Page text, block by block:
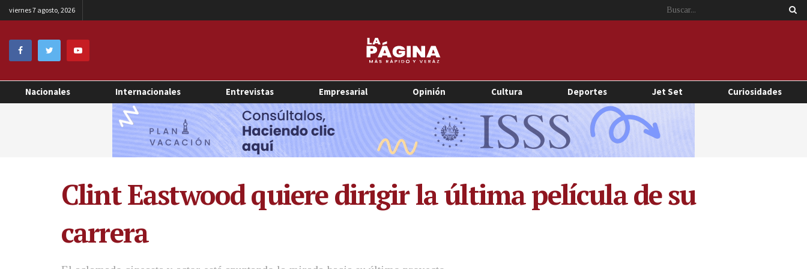
viernes 7 agosto, 2026
Nacionales Internacionales Entrevistas Empresarial Opinión Cultura Deportes Jet Set Curiosidades
Clint Eastwood quiere dirigir la última película de su
carrera